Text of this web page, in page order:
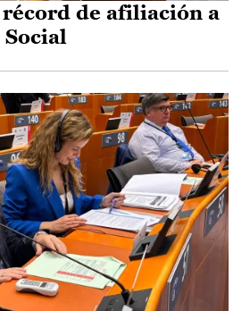
récord de afiliación a